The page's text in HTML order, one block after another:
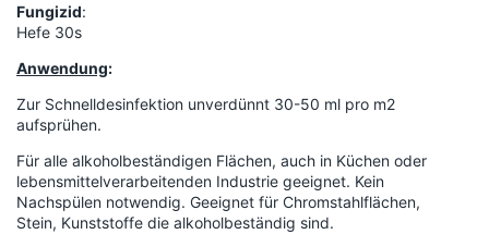
Fungizid:
Hefe 30s
Anwendung:
Zur Schnelldesinfektion unverdünnt 30-50 ml pro m2
aufsprühen.
Für alle alkoholbeständigen Flächen, auch in Küchen oder
lebensmittelverarbeitenden Industrie geeignet. Kein
Nachspülen notwendig. Geeignet für Chromstahlflächen,
Stein, Kunststoffe die alkoholbeständig sind.